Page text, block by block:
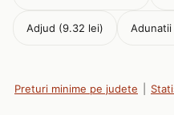
Adjud (9.32 lei)
Preturi minime pe judete